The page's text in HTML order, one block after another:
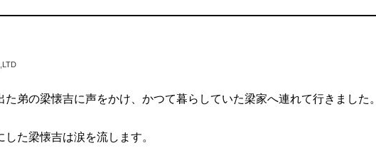
弟の梁懐吉に声をかけ、かつて暮らしていた梁家へ連れて行きました。
た梁懐吉は涙を流します。